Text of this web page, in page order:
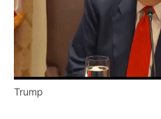
Trump